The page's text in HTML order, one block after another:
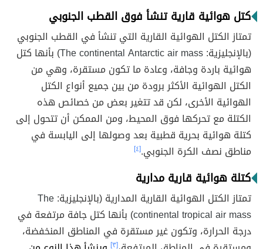
كتل هوائية قارية تنشأ فوق القطب الجنوبي
تمتاز الكتل الهوائية القارية التي تنشأ في القطب الجنوبي
(بالإنجليزية:The continental Antarctic air mass) بأنها كتل
هوائية باردة وجافة، وعادة ما تكون مستقرة، وهي من
الكتل الهوائية الأكثر برودة من بين جميع أنواع الكتل
الهوائية الأخرى، لكن قد تتغير بعض من خصائص هذه
الكتلة مع تحركها فوق المحيط، ومن الممكن أن تتحول إلى
كتلة هوائية بحرية قطبية بعد وصولها إلى اليابسة في
مناطق نصف الكرة الجنوبي.[٤]
كتلة هوائية قارية مدارية
تمتاز الكتل الهوائية القارية المدارية (بالإنجليزية:The
continental tropical air mass) بأنها كتل جافة مرتفعة في
درجة الحرارة، وتكون غير مستقرة في المناطق المنخفضة،
[٣]